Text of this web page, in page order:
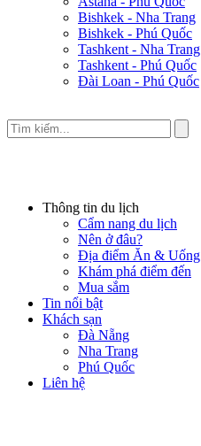
Bishkek - Nha Trang
Bishkek - Phú Quốc
Tashkent - Nha Trang
Tashkent - Phú Quốc
Đài Loan - Phú Quốc
Thông tin du lịch
Cẩm nang du lịch
Nên ở đâu?
Địa điểm Ăn & Uống
Khám phá điểm đến
Mua sắm
Tin nổi bật
Khách sạn
Đà Nẵng
Nha Trang
Phú Quốc
Liên hệ